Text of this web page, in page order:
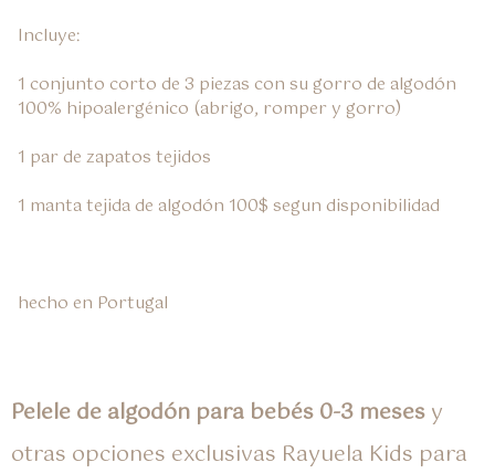
Incluye:
1 conjunto corto de 3 piezas con su gorro de algodón
100% hipoalergénico (abrigo, romper y gorro)
1 par de zapatos tejidos
1 manta tejida de algodón 100$ segun disponibilidad
hecho en Portugal
Pelele de algodón para bebés 0-3 mesesy
otras opciones exclusivas Rayuela Kids para